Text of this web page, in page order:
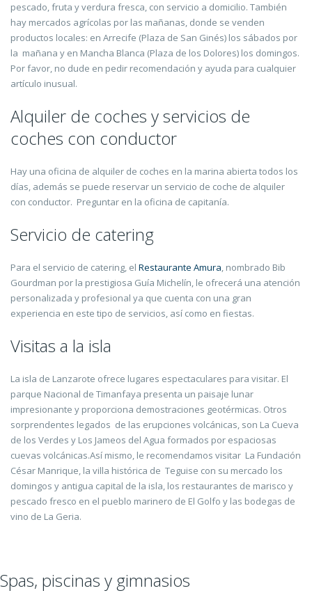
pescado, fruta y verdura fresca, con servicio a domicilio. También
hay mercados agrícolas por las mañanas, donde se venden
productos locales: en Arrecife (Plaza de San Ginés) los sábados por
la mañana y en Mancha Blanca (Plaza de los Dolores) los domingos.
Por favor, no dude en pedir recomendación y ayuda para cualquier
artículo inusual.
Alquiler de coches y servicios de
coches con conductor
Hay una oficina de alquiler de coches en la marina abierta todos los
días, además se puede reservar un servicio de coche de alquiler
con conductor. Preguntar en la oficina de capitanía.
Servicio de catering
Para el servicio de catering, el Restaurante Amura, nombrado Bib
Gourdman por la prestigiosa Guía Michelín, le ofrecerá una atención
personalizada y profesional ya que cuenta con una gran
experiencia en este tipo de servicios, así como en fiestas.
Visitas a la isla
La isla de Lanzarote ofrece lugares espectaculares para visitar. El
parque Nacional de Timanfaya presenta un paisaje lunar
impresionante y proporciona demostraciones geotérmicas. Otros
sorprendentes legados de las erupciones volcánicas, son La Cueva
de los Verdes y Los Jameos del Agua formados por espaciosas
cuevas volcánicas.Así mismo, le recomendamos visitar La Fundación
César Manrique, la villa histórica de Teguise con su mercado los
domingos y antigua capital de la isla, los restaurantes de marisco y
pescado fresco en el pueblo marinero de El Golfo y las bodegas de
vino de La Geria.
Spas, piscinas y gimnasios